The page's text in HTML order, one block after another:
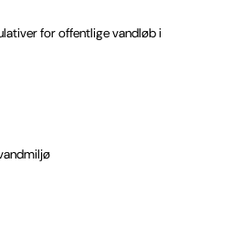
for offentlige vandløb i